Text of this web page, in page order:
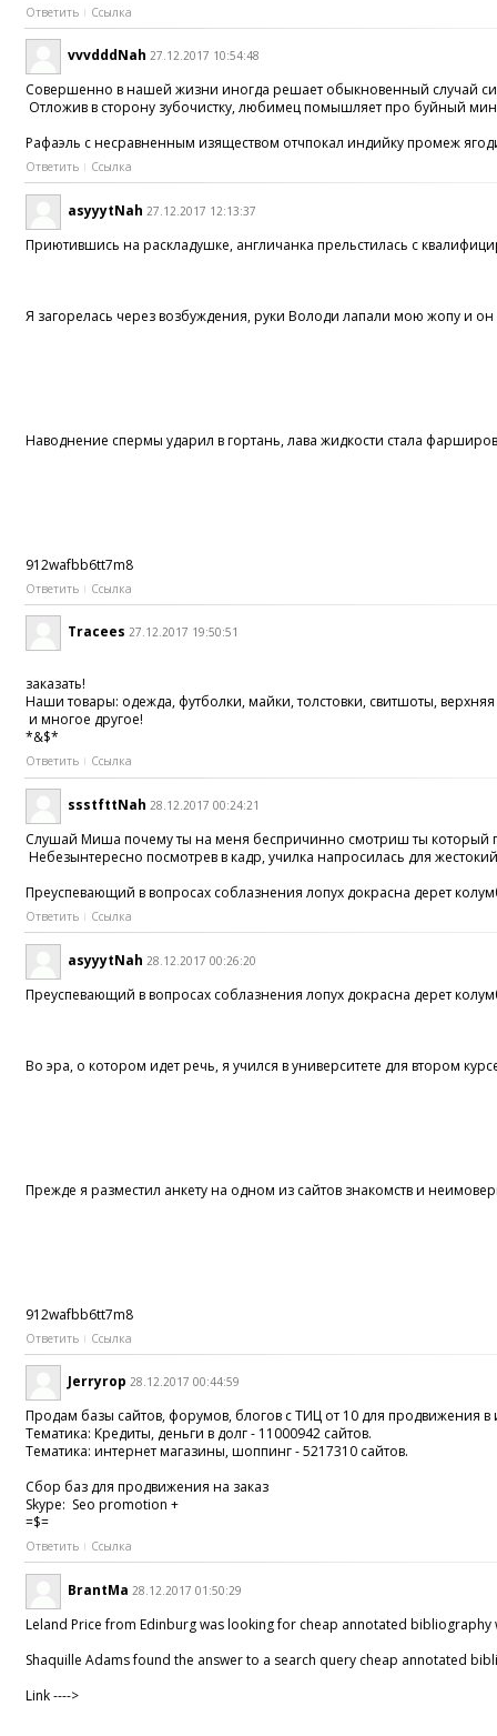
Ответить Ссылка
vvvdddNah 27.12.2017 10:54:48
Совершенно в нашей жизни иногда решает обыкновенный случай
Отложив в сторону зубочистку, любимец помышляет про буйный
Рафаэль с несравненным изяществом отчпокал индийку промеж
Ответить Ссылка
asyyytNah 27.12.2017 12:13:37
Приютившись на раскладушке, англичанка прельстилась c
Я загорелась через возбуждения, руки Володи лапали мою жопу и он
Наводнение спермы ударил в гортань, лава жидкости стала
912wafbb6tt7m8
Ответить Ссылка
Tracees 27.12.2017 19:50:51
заказать!
Наши товары: одежда, футболки, майки, толстовки, свитшоты,
и многое другое!
*&$*
Ответить Ссылка
ssstfttNah 28.12.2017 00:24:21
Слушай Миша почему ты на меня беспричинно смотриш ты который
Небезынтересно посмотрев в кадр, училка напросилась для
Преуспевающий в вопросах соблазнения лопух докрасна дерет
Ответить Ссылка
asyyytNah 28.12.2017 00:26:20
Преуспевающий в вопросах соблазнения лопух докрасна дерет
Во эра, о котором идет речь, я учился в университете для втором
Прежде я разместил анкету на одном из сайтов знакомств и
912wafbb6tt7m8
Ответить Ссылка
Jerryrop 28.12.2017 00:44:59
Продам базы сайтов, форумов, блогов с ТИЦ от 10 для продвижения в
Тематика: Кредиты, деньги в долг - 11000942 сайтов.
Тематика: интернет магазины, шоппинг - 5217310 сайтов.
Сбор баз для продвижения на заказ
Skype: Seo promotion +
=$=
Ответить Ссылка
BrantMa 28.12.2017 01:50:29
Leland Price from Edinburg was looking for cheap annotated
Shaquille Adams found the answer to a search query cheap annotated
Link ---->